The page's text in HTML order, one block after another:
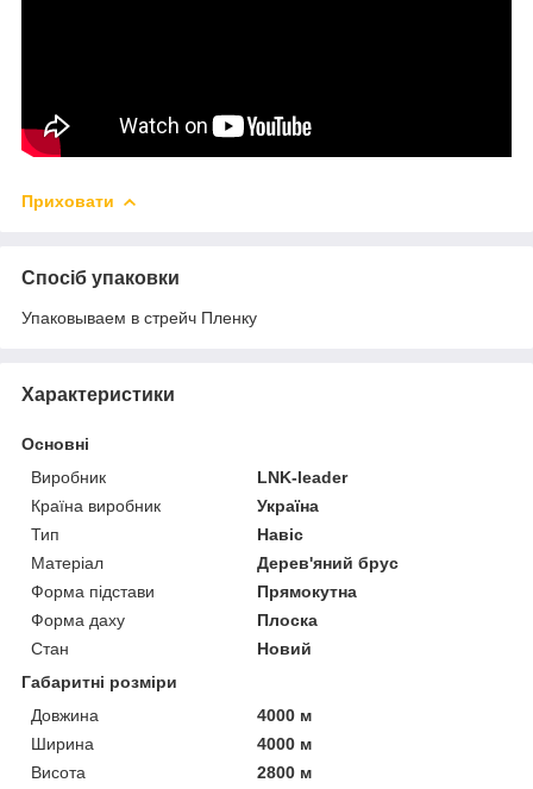
Приховати
Спосіб упаковки
Упаковываем в стрейч Пленку
Характеристики
Основні
Виробник
LNK-leader
Країна виробник
Україна
Тип
Навіс
Матеріал
Дерев'яний брус
Форма підстави
Прямокутна
Форма даху
Плоска
Стан
Новий
Габаритні розміри
Довжина
4000 м
Ширина
4000 м
Висота
2800 м